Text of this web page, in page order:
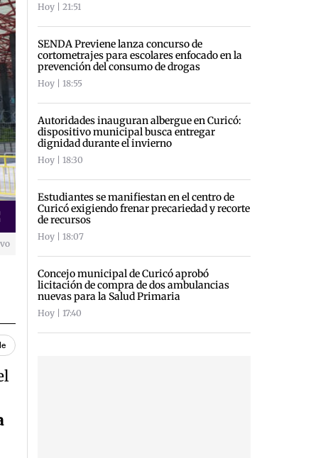
Hoy | 21:51
SENDA Previene lanza concurso de
cortometrajes para escolares enfocado en la
prevención del consumo de drogas
Hoy | 18:55
Autoridades inauguran albergue en Curicó:
dispositivo municipal busca entregar
dignidad durante el invierno
Hoy | 18:30
Estudiantes se manifiestan en el centro de
Curicó exigiendo frenar precariedad y recorte
de recursos
Hoy | 18:07
Concejo municipal de Curicó aprobó
licitación de compra de dos ambulancias
nuevas para la Salud Primaria
Hoy | 17:40